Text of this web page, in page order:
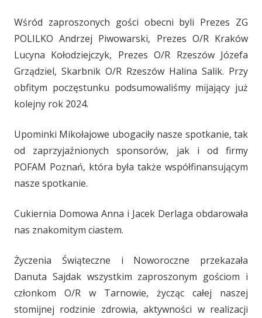
Wśród zaproszonych gości obecni byli Prezes ZG
POLILKO Andrzej Piwowarski, Prezes O/R Kraków
Lucyna Kołodziejczyk, Prezes O/R Rzeszów Józefa
Grządziel, Skarbnik O/R Rzeszów Halina Salik. Przy
obfitym poczęstunku podsumowaliśmy mijający już
kolejny rok 2024.
Upominki Mikołajowe ubogaciły nasze spotkanie, tak
od zaprzyjaźnionych sponsorów, jak i od firmy
POFAM Poznań, która była także współfinansującym
nasze spotkanie.
Cukiernia Domowa Anna i Jacek Derlaga obdarowała
nas znakomitym ciastem.
Życzenia Świąteczne i Noworoczne przekazała
Danuta Sajdak wszystkim zaproszonym gościom i
członkom O/R w Tarnowie, życząc całej naszej
stomijnej rodzinie zdrowia, aktywności w realizacji